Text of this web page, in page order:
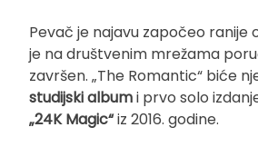
Pevač je najavu započeo ranije
je na društvenim mrežama
završen. „The Romantic“ biće
studijski albumi prvo solo
„24K Magic“iz 2016. godine.